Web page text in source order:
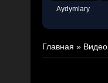
Aydymlary
Главная » Видео